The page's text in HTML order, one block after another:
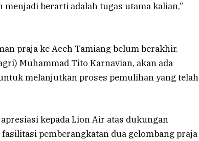
berarti adalah tugas utama kalian,”
praja ke Aceh Tamiang belum berakhir.
Muhammad Tito Karnavian, akan ada
melanjutkan proses pemulihan yang telah
kepada Lion Air atas dukungan
pemberangkatan dua gelombang praja